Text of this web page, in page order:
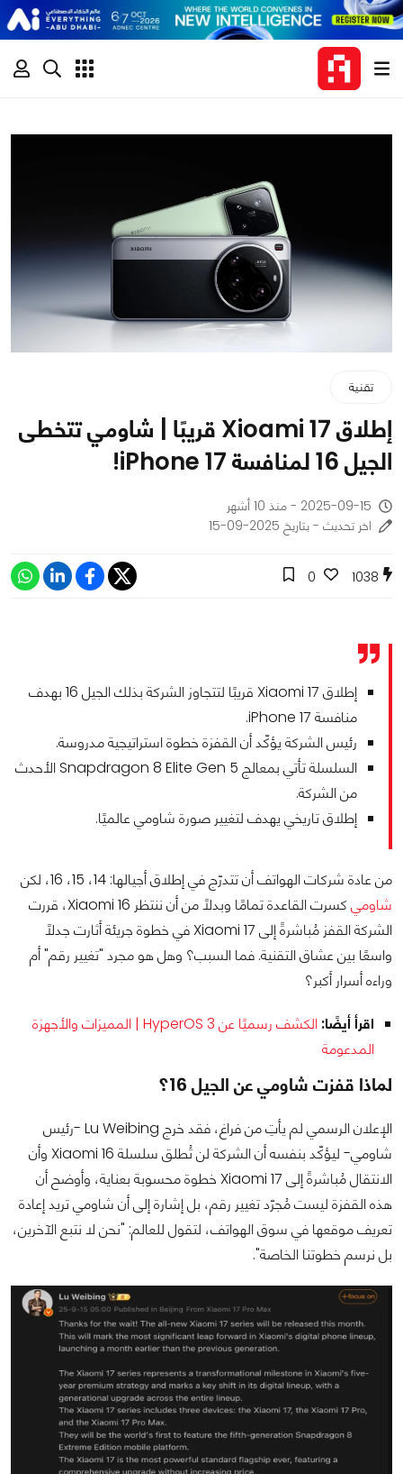
تقنية
إطلاق Xioami 17 قريبًا | شاومي تتخطى
الجيل 16 لمنافسة iPhone 17!
2025-09-15 - منذ 10 أشهر
اخر تحديث - بتاريخ 2025-09-15
1038
0
إطلاق Xiaomi 17 قريبًا لتتجاوز الشركة بذلك الجيل 16 بهدف
منافسة iPhone 17.
رئيس الشركة يؤكّد أن القفزة خطوة استراتيجية مدروسة.
السلسلة تأتي بمعالج Snapdragon 8 Elite Gen 5 الأحدث
من الشركة.
إطلاق تاريخي يهدف لتغيير صورة شاومي عالميًا.
من عادة شركات الهواتف أن تتدرّج في إطلاق أجيالها: 14، 15، 16، لكن
شاومي
كسرت القاعدة تمامًا وبدلًا من أن ننتظر Xiaomi 16، قررت
الشركة القفز مُباشرةً إلى Xiaomi 17 في خطوة جريئة أثارت جدلًا
واسعًا بين عشاق التقنية. فما السبب؟ وهل هو مجرد "تغيير رقم" أم
وراءه أسرار أكبر؟
اقرأ أيضًا:
الكشف رسميًا عن HyperOS 3 | المميزات والأجهزة
المدعومة
لماذا قفزت شاومي عن الجيل 16؟
الإعلان الرسمي لم يأتِ من فراغ، فقد خرج Lu Weibing -رئيس
شاومي- ليؤكّد بنفسه أن الشركة لن تُطلق سلسلة Xiaomi 16 وأن
الانتقال مُباشرةً إلى Xiaomi 17 خطوة محسوبة بعناية، وأوضح أن
هذه القفزة ليست مُجرّد تغيير رقم، بل إشارة إلى أن شاومي تريد إعادة
تعريف موقعها في سوق الهواتف، لتقول للعالم: "نحن لا نتبع الآخرين،
بل نرسم خطوتنا الخاصة".